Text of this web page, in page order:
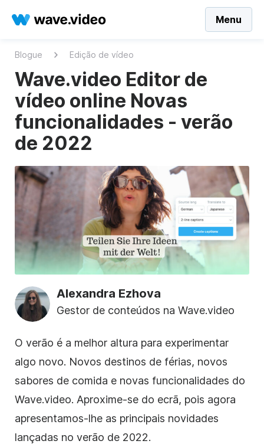
Menu
Blogue Edição de vídeo
Wave.video Editor de
vídeo online Novas
funcionalidades - verão
de 2022
Alexandra Ezhova
Gestor de conteúdos na Wave.video
O verão é a melhor altura para experimentar
algo novo. Novos destinos de férias, novos
sabores de comida e novas funcionalidades do
Wave.video. Aproxime-se do ecrã, pois agora
apresentamos-lhe as principais novidades
lançadas no verão de 2022.